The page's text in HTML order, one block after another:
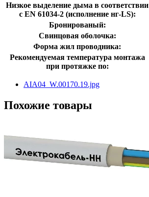
Низкое выделение дыма в соответствии
с EN 61034-2 (исполнение нг-LS):
Бронированый:
Свинцовая оболочка:
Форма жил проводника:
Рекомендуемая температура монтажа
при протяжке по:
AIA04_W.00170.19.jpg
Похожие товары